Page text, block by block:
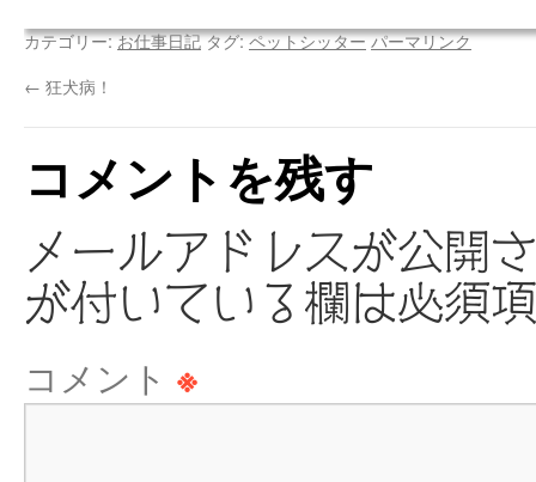
カテゴリー:お仕事日記タグ:ペットシッターパーマリンク
← 狂犬病！
コメントを残す
メールアドレスが公開
が付いている欄は必須
コメント ※